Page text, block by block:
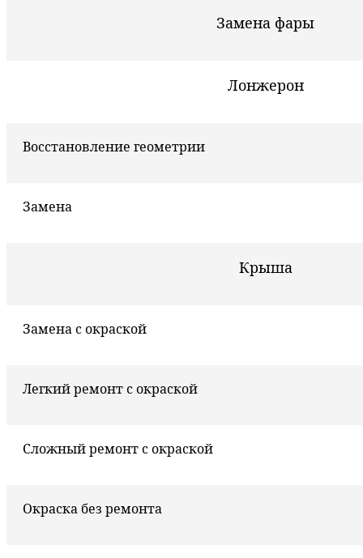
Замена фары
Лонжерон
Восстановление геометрии
Замена
Крыша
Замена с окраской
Легкий ремонт с окраской
Сложный ремонт с окраской
Окраска без ремонта